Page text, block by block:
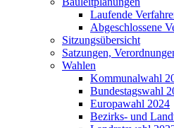
Laufende
Abgeschlossene
Sitzungsübersicht
Satzungen,
Wahlen
Kommunalwahl
Bundestagswahl
Europawahl 2024
Bezirks- und